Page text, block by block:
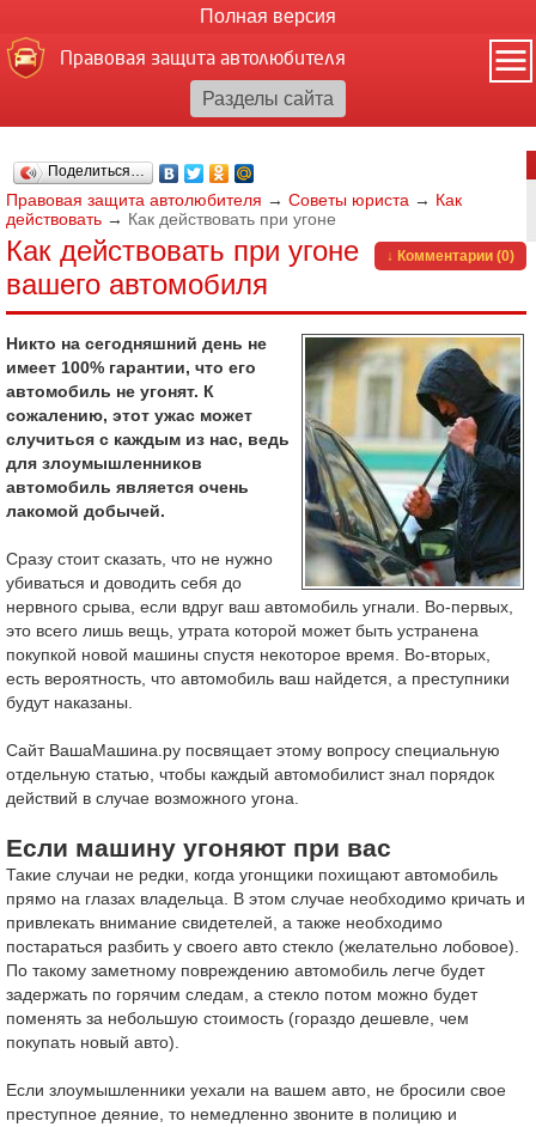
Полная версия
Правовая защита автолюбителя
Поделиться…
Правовая защита автолюбителя → Советы юриста → Как
действовать → Как действовать при угоне
↓ Комментарии (0)
Как действовать при угоне
вашего автомобиля
Никто на сегодняшний день не
имеет 100% гарантии, что его
автомобиль не угонят. К
сожалению, этот ужас может
случиться с каждым из нас, ведь
для злоумышленников
автомобиль является очень
лакомой добычей.
Сразу стоит сказать, что не нужно
убиваться и доводить себя до
нервного срыва, если вдруг ваш автомобиль угнали. Во-первых,
это всего лишь вещь, утрата которой может быть устранена
покупкой новой машины спустя некоторое время. Во-вторых,
есть вероятность, что автомобиль ваш найдется, а преступники
будут наказаны.
Сайт ВашаМашина.ру посвящает этому вопросу специальную
отдельную статью, чтобы каждый автомобилист знал порядок
действий в случае возможного угона.
Если машину угоняют при вас
Такие случаи не редки, когда угонщики похищают автомобиль
прямо на глазах владельца. В этом случае необходимо кричать и
привлекать внимание свидетелей, а также необходимо
постараться разбить у своего авто стекло (желательно лобовое).
По такому заметному повреждению автомобиль легче будет
задержать по горячим следам, а стекло потом можно будет
поменять за небольшую стоимость (гораздо дешевле, чем
покупать новый авто).
Если злоумышленники уехали на вашем авто, не бросили свое
преступное деяние, то немедленно звоните в полицию и